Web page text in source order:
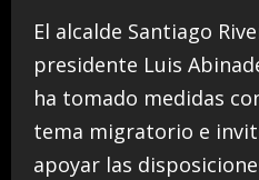
El alcalde Santiago
presidente Luis
ha tomado medidas
tema migratorio e
apoyar las